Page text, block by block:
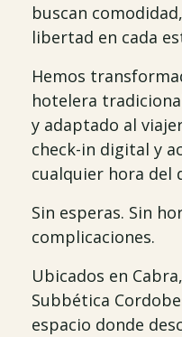
buscan
libertad en cada
Hemos
hotelera
y adaptado al
check-in digital y
cualquier hora del
Sin esperas. Sin
complicaciones.
Ubicados en
Subbética
espacio donde